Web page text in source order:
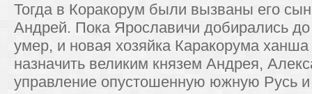
Тогда в Коракорум были вызваны его
Андрей. Пока Ярославичи добирались
умер, и новая хозяйка Каракорума
назначить великим князем Андрея,
управление опустошенную южную Русь